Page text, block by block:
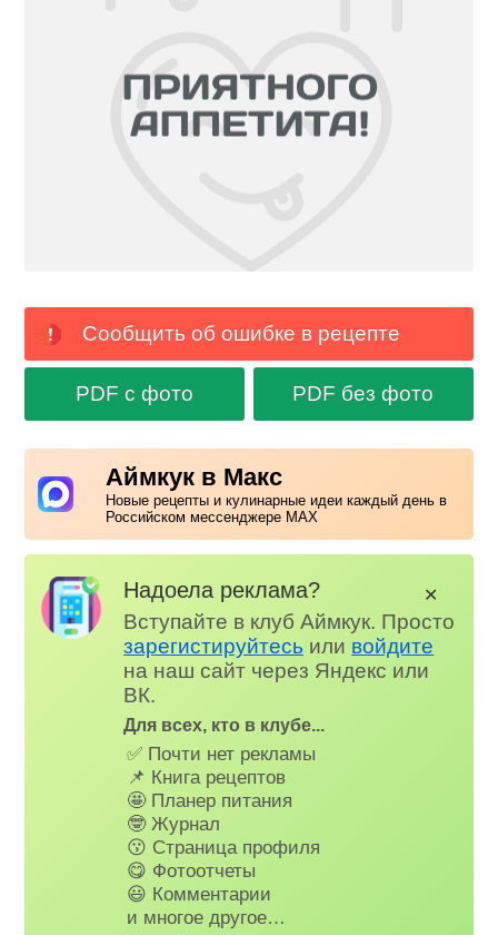
Сообщить об ошибке в рецепте
PDF с фото PDF без фото
Аймкук в Макс
Новые рецепты и кулинарные идеи каждый день в
Российском мессенджере MAX
Надоела реклама?
Вступайте в клуб Аймкук. Просто
зарегистируйтесь или войдите
на наш сайт через Яндекс или
ВК.
Для всех, кто в клубе...
✅ Почти нет рекламы
📌 Книга рецептов
🤩 Планер питания
🤓 Журнал
😗 Страница профиля
😋 Фотоотчеты
😃 Комментарии
и многое другое…
✕